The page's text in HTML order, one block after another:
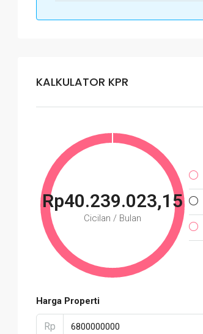
KALKULATOR KPR
Rp40.239.023,15
Cicilan / Bulan
Harga Properti
Rp